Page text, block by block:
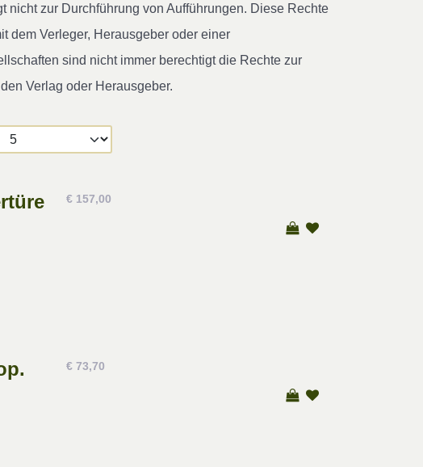
nicht zur Durchführung von Aufführungen. Diese Rechte
dem Verleger, Herausgeber oder einer
sind nicht immer berechtigt die Rechte zur
Verlag oder Herausgeber.
€ 157,00
€ 73,70